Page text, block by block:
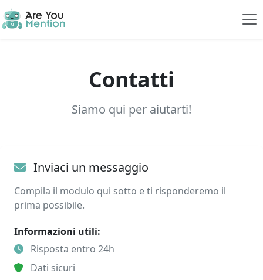
Contatti
Siamo qui per aiutarti!
Inviaci un messaggio
Compila il modulo qui sotto e ti risponderemo il
prima possibile.
Informazioni utili:
Risposta entro 24h
Dati sicuri